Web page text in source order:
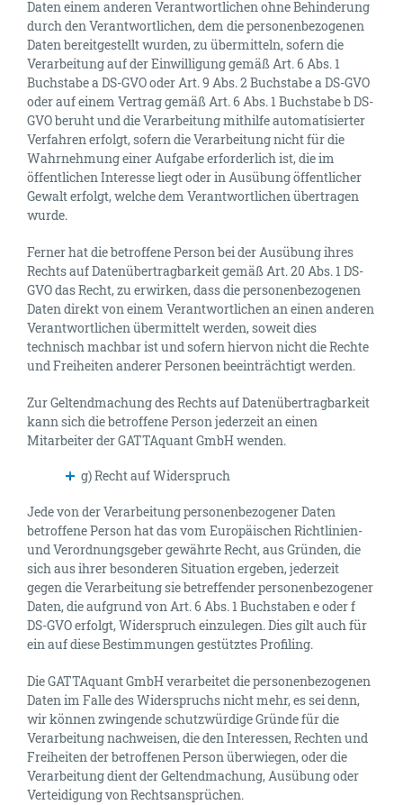
Daten einem anderen Verantwortlichen ohne Behinderung
durch den Verantwortlichen, dem die personenbezogenen
Daten bereitgestellt wurden, zu übermitteln, sofern die
Verarbeitung auf der Einwilligung gemäß Art. 6 Abs. 1
Buchstabe a DS-GVO oder Art. 9 Abs. 2 Buchstabe a DS-GVO
oder auf einem Vertrag gemäß Art. 6 Abs. 1 Buchstabe b DS-
GVO beruht und die Verarbeitung mithilfe automatisierter
Verfahren erfolgt, sofern die Verarbeitung nicht für die
Wahrnehmung einer Aufgabe erforderlich ist, die im
öffentlichen Interesse liegt oder in Ausübung öffentlicher
Gewalt erfolgt, welche dem Verantwortlichen übertragen
wurde.
Ferner hat die betroffene Person bei der Ausübung ihres
Rechts auf Datenübertragbarkeit gemäß Art. 20 Abs. 1 DS-
GVO das Recht, zu erwirken, dass die personenbezogenen
Daten direkt von einem Verantwortlichen an einen anderen
Verantwortlichen übermittelt werden, soweit dies
technisch machbar ist und sofern hiervon nicht die Rechte
und Freiheiten anderer Personen beeinträchtigt werden.
Zur Geltendmachung des Rechts auf Datenübertragbarkeit
kann sich die betroffene Person jederzeit an einen
Mitarbeiter der GATTAquant GmbH wenden.
g) Recht auf Widerspruch
Jede von der Verarbeitung personenbezogener Daten
betroffene Person hat das vom Europäischen Richtlinien-
und Verordnungsgeber gewährte Recht, aus Gründen, die
sich aus ihrer besonderen Situation ergeben, jederzeit
gegen die Verarbeitung sie betreffender personenbezogener
Daten, die aufgrund von Art. 6 Abs. 1 Buchstaben e oder f
DS-GVO erfolgt, Widerspruch einzulegen. Dies gilt auch für
ein auf diese Bestimmungen gestütztes Profiling.
Die GATTAquant GmbH verarbeitet die personenbezogenen
Daten im Falle des Widerspruchs nicht mehr, es sei denn,
wir können zwingende schutzwürdige Gründe für die
Verarbeitung nachweisen, die den Interessen, Rechten und
Freiheiten der betroffenen Person überwiegen, oder die
Verarbeitung dient der Geltendmachung, Ausübung oder
Verteidigung von Rechtsansprüchen.